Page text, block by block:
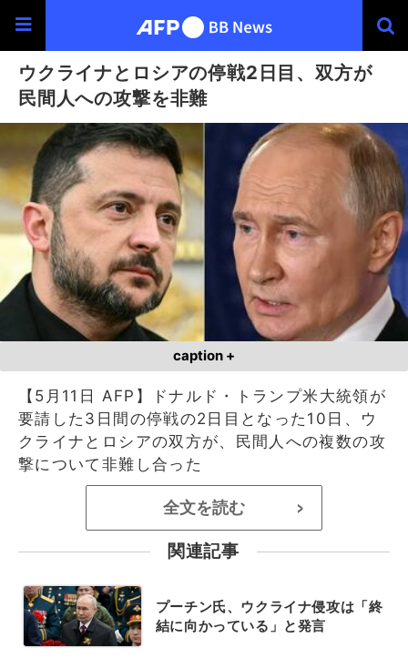
ウクライナとロシアの停戦2日目、双方が
民間人への攻撃を非難
caption +
【5月11日 AFP】ドナルド・トランプ米大統領が
要請した3日間の停戦の2日目となった10日、ウ
クライナとロシアの双方が、民間人への複数の攻
撃について非難し合った
全文を読む >
関連記事
プーチン氏、ウクライナ侵攻は「終
結に向かっている」と発言